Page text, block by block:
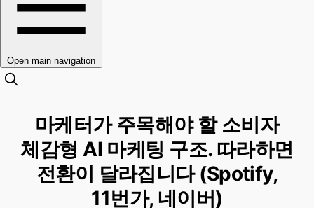
Open main navigation
마케터가 주목해야 할 소비자
체감형 AI 마케팅 구조. 따라하면
전환이 달라집니다 (Spotify,
11번가, 네이버)